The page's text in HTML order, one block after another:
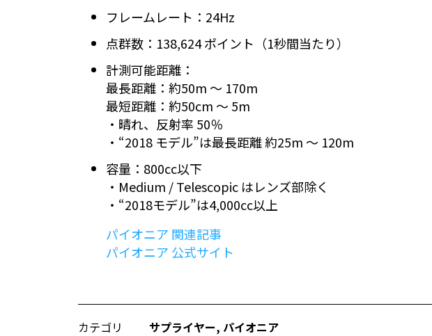
フレームレート：24Hz
点群数：138,624 ポイント（1秒間当たり）
計測可能距離：
最長距離：約50m 〜 170m
最短距離：約50cm 〜 5m
・晴れ、反射率 50％
・“2018 モデル”は最長距離 約25m 〜 120m
容量：800cc以下
・Medium / Telescopic はレンズ部除く
・“2018モデル”は4,000cc以上
パイオニア 関連記事
パイオニア 公式サイト
カテゴリ サプライヤー, パイオニア